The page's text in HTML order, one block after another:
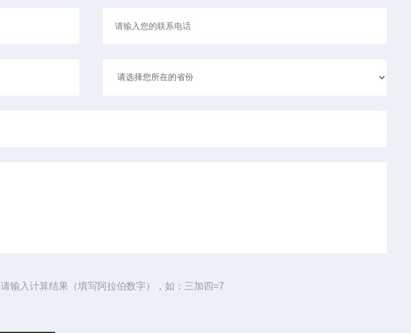
请输入计算结果（填写阿拉伯数字），如：三加四=7